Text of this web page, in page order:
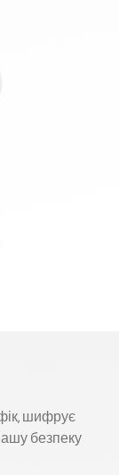
шифрує
безпеку